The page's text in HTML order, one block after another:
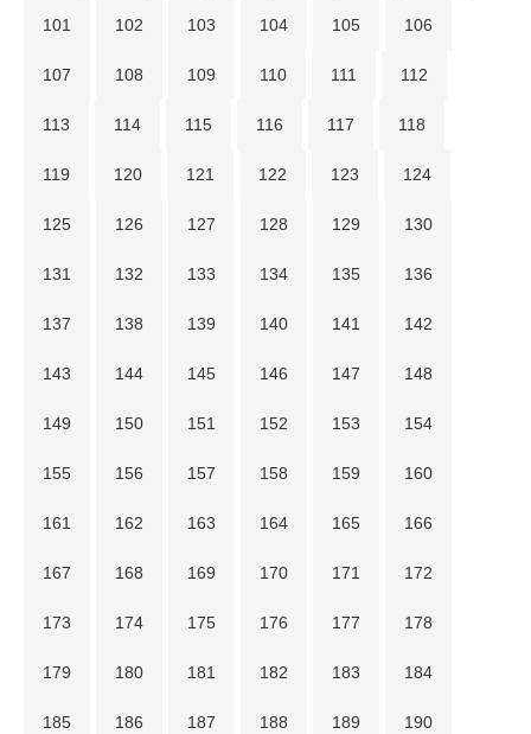
101 102 103 104 105 106
107 108 109 110 111 112
113 114 115 116 117 118
119 120 121 122 123 124
125 126 127 128 129 130
131 132 133 134 135 136
137 138 139 140 141 142
143 144 145 146 147 148
149 150 151 152 153 154
155 156 157 158 159 160
161 162 163 164 165 166
167 168 169 170 171 172
173 174 175 176 177 178
179 180 181 182 183 184
185 186 187 188 189 190